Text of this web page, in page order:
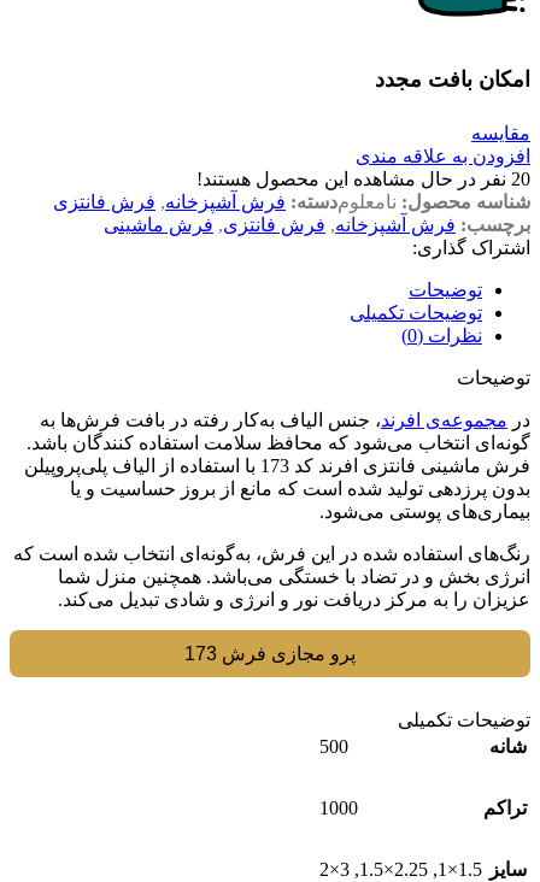
امکان بافت مجدد
مقایسه
افزودن به علاقه مندی
20 نفر در حال مشاهده این محصول هستند!
شناسه محصول: نامعلومدسته: فرش آشپزخانه, فرش فانتزی
برچسب: فرش آشپزخانه, فرش فانتزی, فرش ماشینی
اشتراک گذاری:
توضیحات
توضیحات تکمیلی
نظرات (0)
توضیحات
در مجموعه‌ی افرند، جنس الیاف به‌کار رفته در بافت فرش‌ها به
گونه‌ای انتخاب می‌شود که محافظ سلامت استفاده کنندگان باشد.
فرش ماشینی فانتزی افرند کد 173 با استفاده از الیاف پلی‌پروپیلن
بدون پرزدهی تولید شده است که مانع از بروز حساسیت و یا
بیماری‌های پوستی می‌شود.
رنگ‌های استفاده شده در این فرش، به‌گونه‌ای انتخاب شده است که
انرژی بخش و در تضاد با خستگی می‌باشد. همچنین منزل شما
عزیزان را به مرکز دریافت نور و انرژی و شادی تبدیل می‌کند.
پرو مجازی فرش 173
توضیحات تکمیلی
شانه
500
تراکم 1000
سایز 1.5×1
,
2.25×1.5
,
3×2